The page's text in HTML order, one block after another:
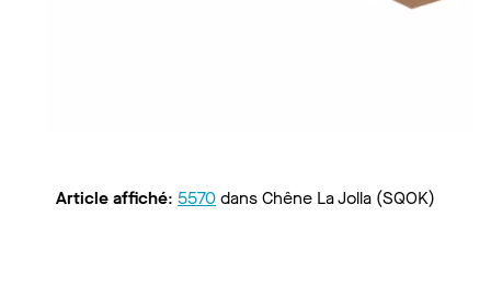
Article affiché: 5570dansChêne La Jolla (SQOK)